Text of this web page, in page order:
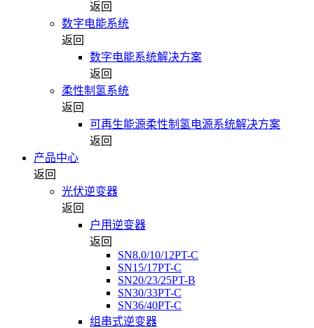
返回
数字电能系统
返回
数字电能系统解决方案
返回
柔性制氢系统
返回
可再生能源柔性制氢电源系统解决方案
返回
产品中心
返回
光伏逆变器
返回
户用逆变器
返回
SN8.0/10/12PT-C
SN15/17PT-C
SN20/23/25PT-B
SN30/33PT-C
SN36/40PT-C
组串式逆变器